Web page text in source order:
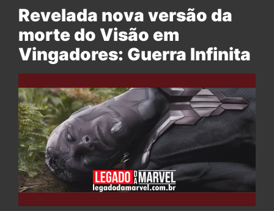
Revelada nova versão da
morte do Visão em
Vingadores: Guerra Infinita